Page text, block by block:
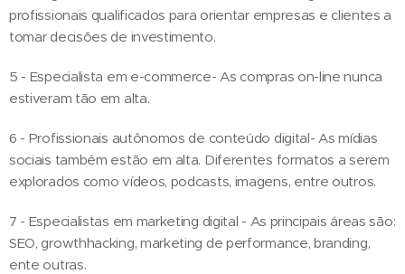
profissionais qualificados para orientar empresas e clientes a
tomar decisões de investimento.
5 - Especialista em e-commerce- As compras on-line nunca
estiveram tão em alta.
6 - Profissionais autônomos de conteúdo digital- As mídias
sociais também estão em alta. Diferentes formatos a serem
explorados como vídeos, podcasts, imagens, entre outros.
7 - Especialistas em marketing digital - As principais áreas são:
SEO, growthhacking, marketing de performance, branding,
ente outras.